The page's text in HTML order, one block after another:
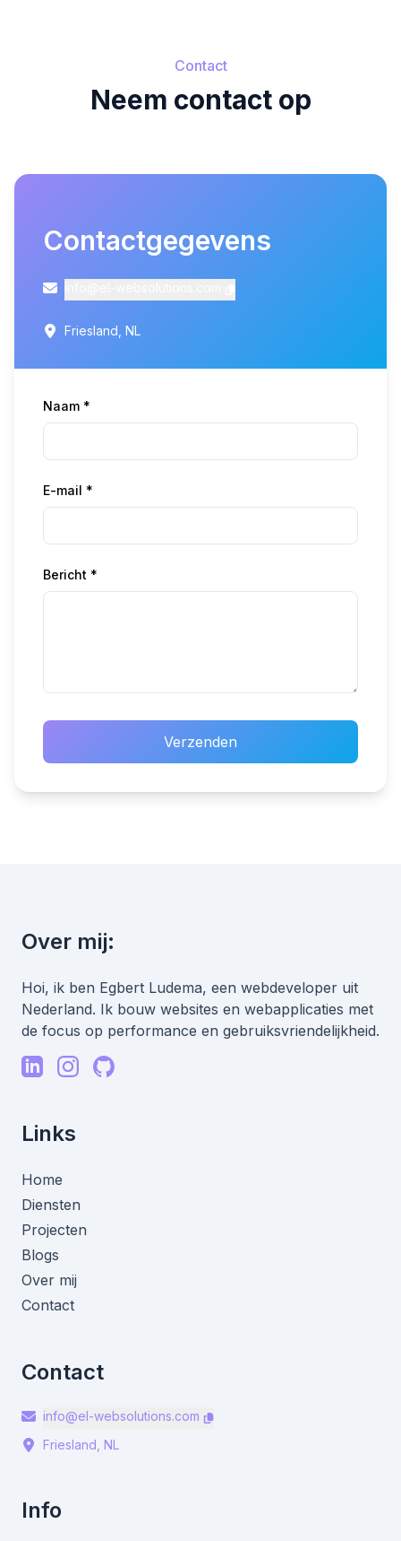
Contact
Neem contact op
Contactgegevens
Friesland, NL
Naam *
E-mail *
Bericht *
Verzenden
Over mij:
Hoi, ik ben Egbert Ludema, een webdeveloper uit
Nederland. Ik bouw websites en webapplicaties met
de focus op performance en gebruiksvriendelijkheid.
Links
Home
Diensten
Projecten
Blogs
Over mij
Contact
Contact
info@el-websolutions.com
Friesland, NL
Info